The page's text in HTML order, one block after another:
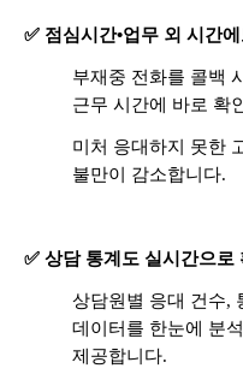
✅ 점심시간•업무 외 시간
부재중 전화를 콜백
근무 시간에 바로 확
미처 응대하지 못한
불만이 감소합니다.
✅ 상담 통계도 실시간으로
상담원별 응대 건수,
데이터를 한눈에 분
제공합니다.